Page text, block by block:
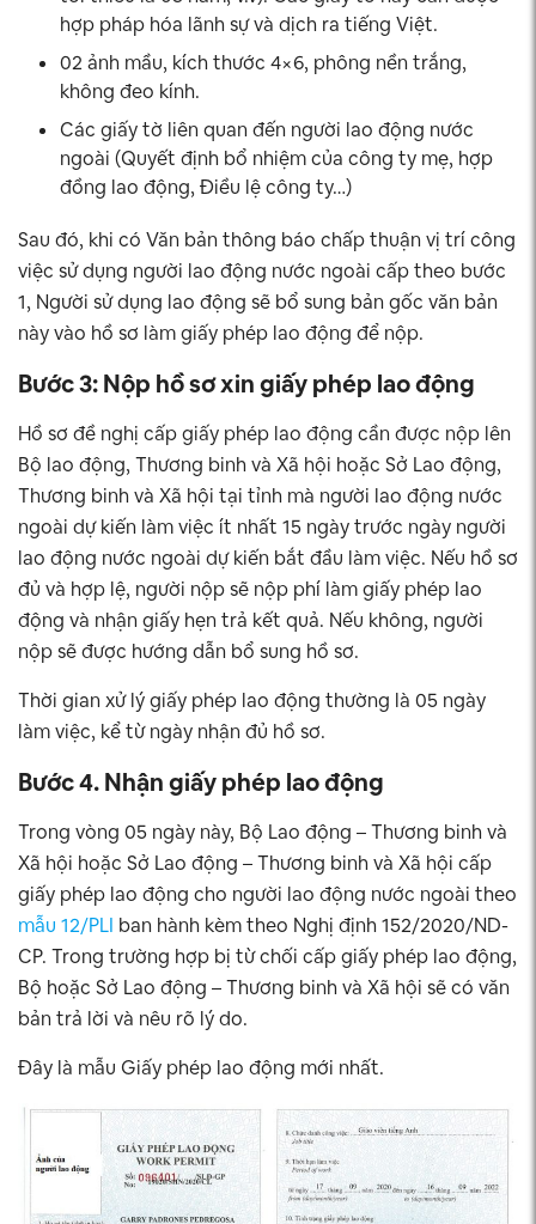
hợp pháp hóa lãnh sự và dịch ra tiếng Việt.
02 ảnh mầu, kích thước 4×6, phông nền trắng,
không đeo kính.
Các giấy tờ liên quan đến người lao động nước
ngoài (Quyết định bổ nhiệm của công ty mẹ, hợp
đồng lao động, Điều lệ công ty…)
Sau đó, khi có Văn bản thông báo chấp thuận vị trí công
việc sử dụng người lao động nước ngoài cấp theo bước
1, Người sử dụng lao động sẽ bổ sung bản gốc văn bản
này vào hồ sơ làm giấy phép lao động để nộp.
Bước 3: Nộp hồ sơ xin giấy phép lao động
Hồ sơ đề nghị cấp giấy phép lao động cần được nộp lên
Bộ lao động, Thương binh và Xã hội hoặc Sở Lao động,
Thương binh và Xã hội tại tỉnh mà người lao động nước
ngoài dự kiến làm việc ít nhất 15 ngày trước ngày người
lao động nước ngoài dự kiến bắt đầu làm việc. Nếu hồ sơ
đủ và hợp lệ, người nộp sẽ nộp phí làm giấy phép lao
động và nhận giấy hẹn trả kết quả. Nếu không, người
nộp sẽ được hướng dẫn bổ sung hồ sơ.
Thời gian xử lý giấy phép lao động thường là 05 ngày
làm việc, kể từ ngày nhận đủ hồ sơ.
Bước 4. Nhận giấy phép lao động
Trong vòng 05 ngày này, Bộ Lao động – Thương binh và
Xã hội hoặc Sở Lao động – Thương binh và Xã hội cấp
giấy phép lao động cho người lao động nước ngoài theo
mẫu 12/PLI ban hành kèm theo Nghị định 152/2020/ND-
CP. Trong trường hợp bị từ chối cấp giấy phép lao động,
Bộ hoặc Sở Lao động – Thương binh và Xã hội sẽ có văn
bản trả lời và nêu rõ lý do.
Đây là mẫu Giấy phép lao động mới nhất.